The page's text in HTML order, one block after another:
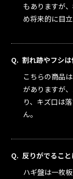
もありますが
め将来的に目
割れ跡やフシ
こちらの商品
がありますが
り、キズ口は
ん。
反りがでるこ
ハギ盤は一枚